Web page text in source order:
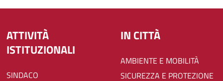
ATTIVITÀ
ISTITUZIONALI
SINDACO
IN CITTÀ
AMBIENTE E MOBILITÀ
SICUREZZA E PROTEZIONE